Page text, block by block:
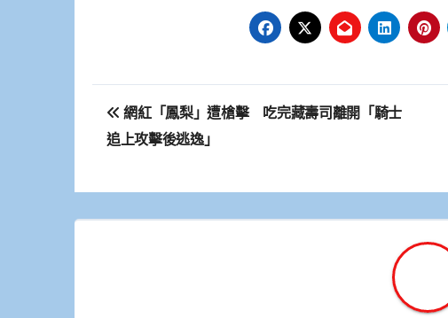
文
章
覽
網紅「鳳梨」遭槍擊 吃完藏壽司離開「騎士
追上攻擊後逃逸」